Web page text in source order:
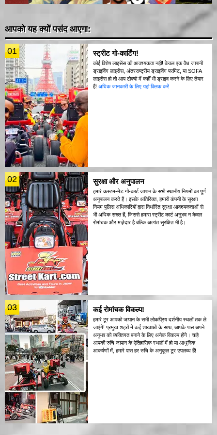
आपको यह क्यों पसंद आएगा:
01 स्ट्रीट गो-कार्टिंग!
कोई विशेष लाइसेंस की आवश्यकता नहीं! केवल एक वैध जापानी
ड्राइविंग लाइसेंस, अंतरराष्ट्रीय ड्राइविंग परमिट, या SOFA
लाइसेंस हो तो आप टोक्यो में कहीं भी ड्राइव करने के लिए तैयार
हैं! अधिक जानकारी के लिए यहां क्लिक करें
02 सुरक्षा और अनुपालन
हमारे कस्टम-मेड गो-कार्ट जापान के सभी स्थानीय नियमों का पूर्ण
अनुपालन करते हैं। इसके अतिरिक्त, हमारी कंपनी के सुरक्षा
नियम पुलिस अधिकारियों द्वारा निर्धारित सुरक्षा आवश्यकताओं से
भी अधिक सख्त हैं, जिससे हमारा स्ट्रीट कार्ट अनुभव न केवल
रोमांचक और मज़ेदार है बल्कि अत्यंत सुरक्षित भी है।
03 कई रोमांचक विकल्प!
हमारे टूर आपको जापान के सभी लोकप्रिय दर्शनीय स्थलों तक ले
जाएंगे! प्रमुख शहरों में कई शाखाओं के साथ, आपके पास अपने
अनुभव को व्यक्तिगत बनाने के लिए अनेक विकल्प होंगे। चाहे
आपकी रुचि जापान के ऐतिहासिक स्थलों में हो या आधुनिक
आकर्षणों में, हमारे पास हर रुचि के अनुकूल टूर उपलब्ध हैं!